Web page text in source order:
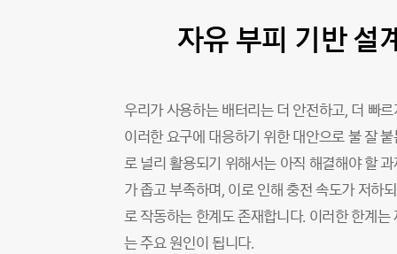
자유 부피 기반 설
우리가 사용하는 배터리는 더 안전하고, 더 빠
이러한 요구에 대응하기 위한 대안으로 불 잘
로 널리 활용되기 위해서는 아직 해결해야 할
가 좁고 부족하며, 이로 인해 충전 속도가 저하
로 작동하는 한계도 존재합니다. 이러한 한계
는 주요 원인이 됩니다.